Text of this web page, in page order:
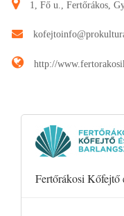
1, Fő u., Fertőrákos,
http://
Fertőrákosi Kőfejtő